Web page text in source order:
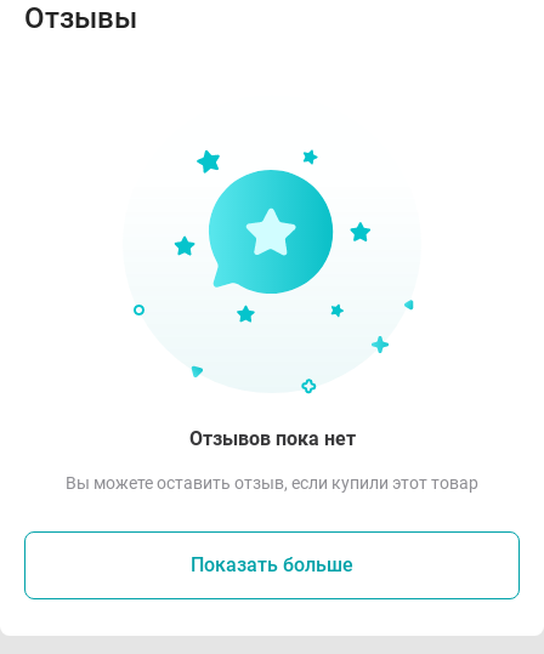
Отзывы
Отзывов пока нет
Вы можете оставить отзыв, если купили этот товар
Показать больше